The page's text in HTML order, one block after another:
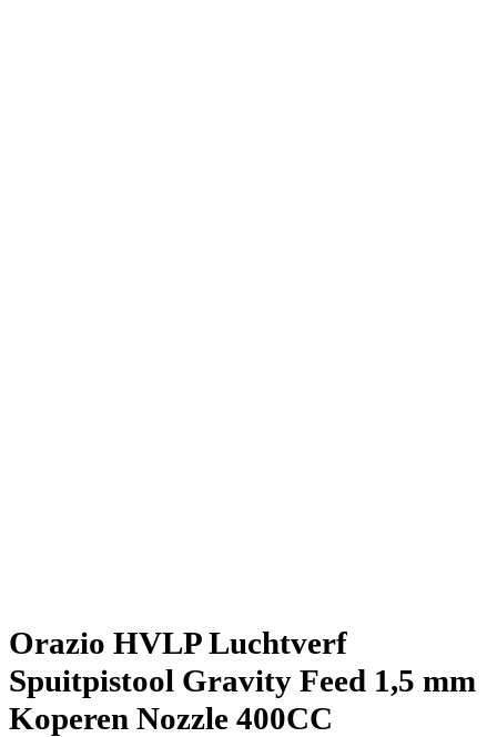
Orazio HVLP Luchtverf
Spuitpistool Gravity Feed 1,5 mm
Koperen Nozzle 400CC